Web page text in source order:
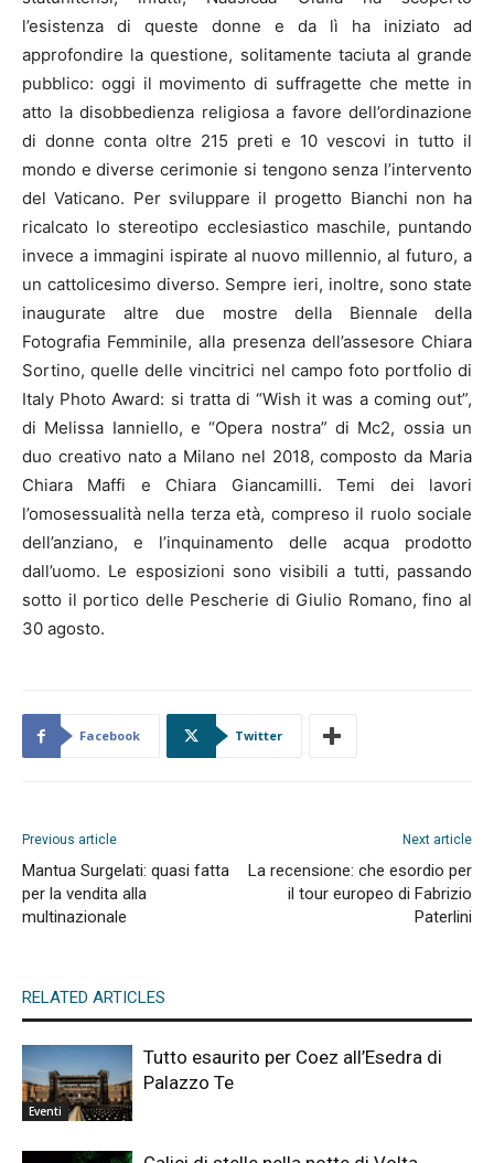
l’esistenza di queste donne e da lì ha iniziato ad
approfondire la questione, solitamente taciuta al grande
pubblico: oggi il movimento di suffragette che mette in
atto la disobbedienza religiosa a favore dell’ordinazione
di donne conta oltre 215 preti e 10 vescovi in tutto il
mondo e diverse cerimonie si tengono senza l’intervento
del Vaticano. Per sviluppare il progetto Bianchi non ha
ricalcato lo stereotipo ecclesiastico maschile, puntando
invece a immagini ispirate al nuovo millennio, al futuro, a
un cattolicesimo diverso. Sempre ieri, inoltre, sono state
inaugurate altre due mostre della Biennale della
Fotografia Femminile, alla presenza dell’assesore Chiara
Sortino, quelle delle vincitrici nel campo foto portfolio di
Italy Photo Award: si tratta di “Wish it was a coming out”,
di Melissa Ianniello, e “Opera nostra” di Mc2, ossia un
duo creativo nato a Milano nel 2018, composto da Maria
Chiara Maffi e Chiara Giancamilli. Temi dei lavori
l’omosessualità nella terza età, compreso il ruolo sociale
dell’anziano, e l’inquinamento delle acqua prodotto
dall’uomo. Le esposizioni sono visibili a tutti, passando
sotto il portico delle Pescherie di Giulio Romano, fino al
30 agosto.
Facebook Twitter
Previous article
Mantua Surgelati: quasi fatta
per la vendita alla
multinazionale
Next article
La recensione: che esordio per
il tour europeo di Fabrizio
Paterlini
RELATED ARTICLES
Eventi
Tutto esaurito per Coez all’Esedra di
Palazzo Te